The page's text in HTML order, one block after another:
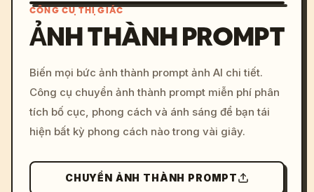
c, cyberpunk sunset, neon
colors, 8k --v 6.0
CÔNG CỤ THỊ GIÁC
ẢNH THÀNH PROMPT
Biến mọi bức ảnh thành prompt ảnh AI chi tiết.
Công cụ chuyển ảnh thành prompt miễn phí phân
tích bố cục, phong cách và ánh sáng để bạn tái
hiện bất kỳ phong cách nào trong vài giây.
CHUYỂN ẢNH THÀNH PROMPT